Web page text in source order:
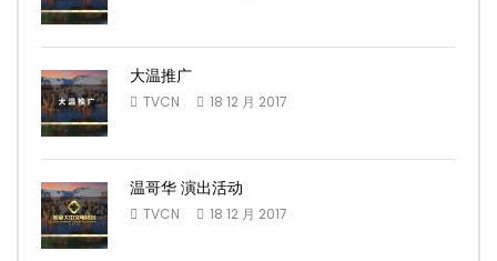
大温推广
TVCN 18 12 月 2017
温哥华 演出活动
TVCN 18 12 月 2017